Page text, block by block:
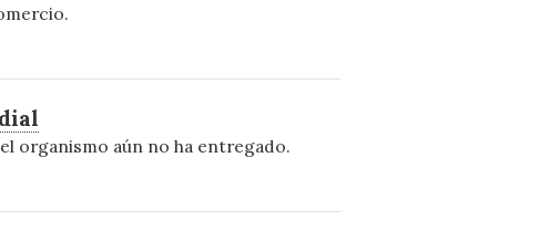
organismo aún no ha entregado.